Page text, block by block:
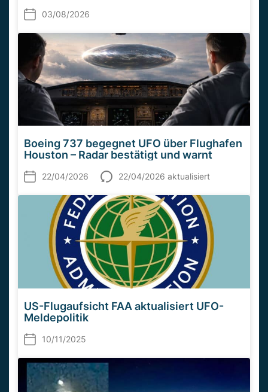
03/08/2026
Boeing 737 begegnet UFO über Flughafen
Houston – Radar bestätigt und warnt
22/04/2026 22/04/2026 aktualisiert
US-Flugaufsicht FAA aktualisiert UFO-
Meldepolitik
10/11/2025